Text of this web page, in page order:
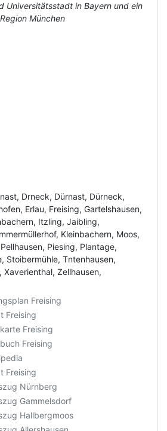
Universitätsstadt in Bayern und ein
München
Drneck, Dürnast, Dürneck,
Erlau, Freising, Gartelshausen,
Itzling, Jaibling,
Kleinbachern, Moos,
Piesing, Plantage,
Stoibermühle, Tntenhausen,
Xaverienthal, Zellhausen,
Freising
Freising
Freising
Freising
Freising
Nürnberg
Gammelsdorf
Hallbergmoos